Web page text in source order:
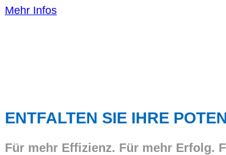
Mehr Infos
ENTFALTEN SIE IHRE
Für mehr Effizienz. Für mehr Erfolg.